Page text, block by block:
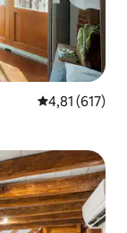
5 üzerinden
4,81 (617)